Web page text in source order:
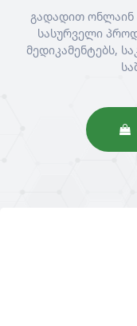
გადადით ონლაინ
სასურველი
მედიკამენტებს,